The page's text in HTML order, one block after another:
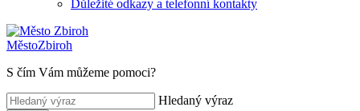
Důležité odkazy a telefonní kontakty
MěstoZbiroh
S čím Vám můžeme pomoci?
Hledaný výraz